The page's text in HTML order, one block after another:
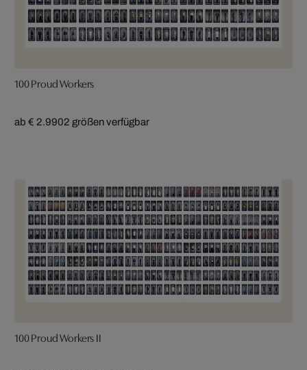
100 Proud Workers
ab € 2.9902 größen verfügbar
100 Proud Workers II